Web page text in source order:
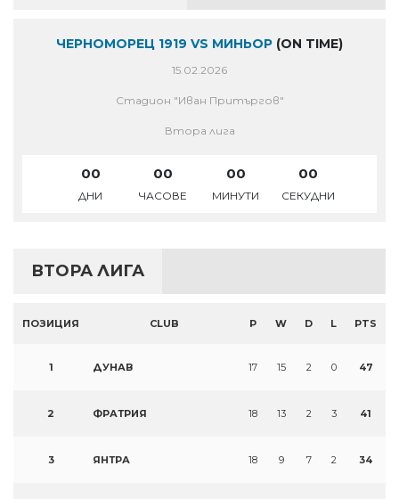
ЧЕРНОМОРЕЦ 1919 VS МИНЬОР (ON TIME)
15.02.2026
Стадион "Иван Притъргов"
Втора лига
00
ДНИ
00
ЧАСОВЕ
00
МИНУТИ
00
СЕКУДНИ
ВТОРА ЛИГА
ПОЗИЦИЯ CLUB P W D L PTS
1 ДУНАВ 17 15 2 0 47
2 ФРАТРИЯ 18 13 2 3 41
3 ЯНТРА 18 9 7 2 34